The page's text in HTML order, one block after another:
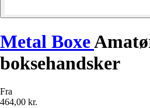
Metal Boxe
boksehandsker
Fra
464,00 kr.